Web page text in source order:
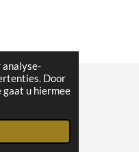
analyse-
Door
u hiermee